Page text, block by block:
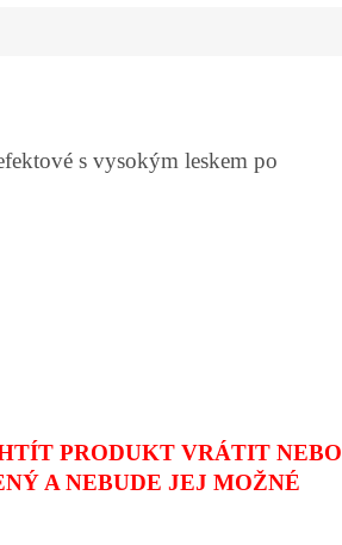
s vysokým leskem po
PRODUKT VRÁTIT NEBO
A NEBUDE JEJ MOŽNÉ